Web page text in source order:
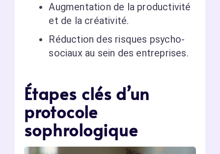
Augmentation de la productivité
et de la créativité.
Réduction des risques psycho-
sociaux au sein des entreprises.
Étapes clés d’un
protocole
sophrologique